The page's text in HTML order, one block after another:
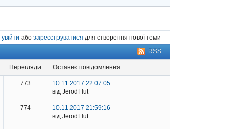
увійти або зареєструватися для створення нової теми
RSS
перегляди останнє повідомлення
773
10.11.2017 22:07:05
від JerodFlut
774
10.11.2017 21:59:16
від JerodFlut